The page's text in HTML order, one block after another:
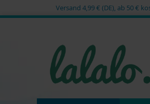
Versand 4,99 € (DE), ab 50 €
springen